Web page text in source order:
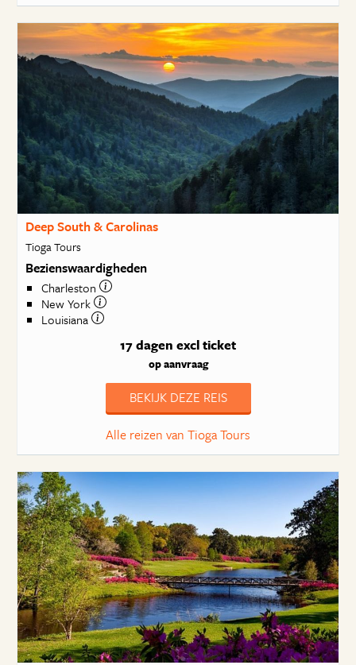
Deep South & Carolinas
Tioga Tours
Bezienswaardigheden
Charleston
New York
Louisiana
17 dagen excl ticket
op aanvraag
BEKIJK DEZE REIS
Alle reizen van Tioga Tours